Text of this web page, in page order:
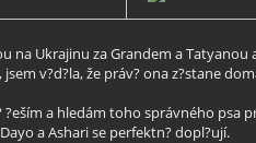
na Ukrajinu za Grandem a
v?d?la, že práv? ona z?stane
a hledám toho správného psa
a Ashari se perfektn? dopl?ují.